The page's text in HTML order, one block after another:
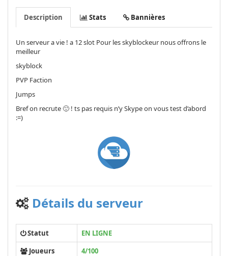
Description Stats Bannières
Un serveur a vie ! a 12 slot Pour les skyblockeur nous offrons le
meilleur
skyblock
PVP Faction
Jumps
Bref on recrute 🙂 ! ts pas requis n’y Skype on vous test d’abord
:=)
Détails du serveur
Statut
EN LIGNE
Joueurs
4/100